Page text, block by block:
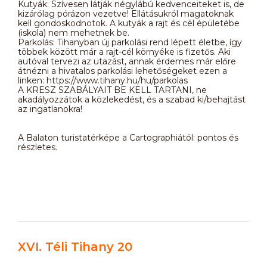
Kutyák: Szívesen látják négylábú kedvenceiteket is, de
kizárólag pórázon vezetve! Ellátásukról magatoknak
kell gondoskodnotok. A kutyák a rajt és cél épületébe
(iskola) nem mehetnek be.
Parkolás: Tihanyban új parkolási rend lépett életbe, így
többek között már a rajt-cél környéke is fizetős. Aki
autóval tervezi az utazást, annak érdemes már előre
átnézni a hivatalos parkolási lehetőségeket ezen a
linken: https://www.tihany.hu/hu/parkolas
A KRESZ SZABÁLYAIT BE KELL TARTANI, ne
akadályozzátok a közlekedést, és a szabad ki/behajtást
az ingatlanokra!
A Balaton turistatérképe a Cartographiától: pontos és
részletes.
XVI. Téli Tihany 20